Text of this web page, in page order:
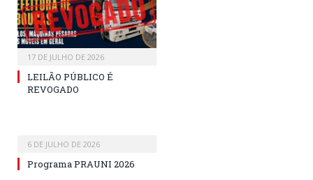
17 DE JULHO DE 2026
LEILÃO PÚBLICO É
REVOGADO
6 DE JULHO DE 2026
Programa PRAUNI 2026